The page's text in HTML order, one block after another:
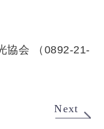
協会 （ 0892-21-
Next